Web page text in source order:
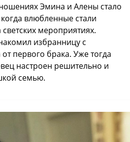
Эмина и Алены стало
влюбленные стали
мероприятиях.
избранницу с
первого брака. Уже тогда
настроен решительно и
семью.